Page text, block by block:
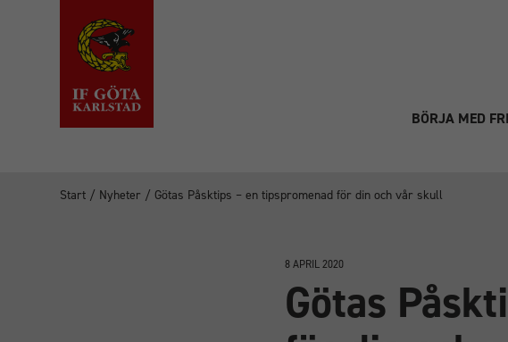
BÖRJA MED
Start / Nyheter / Götas Påsktips – en tipspromenad för din och vår skull
8 APRIL 2020
Götas